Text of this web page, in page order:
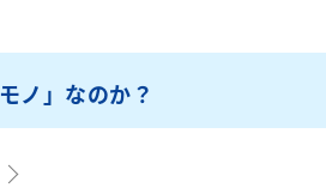
ノ」なのか？